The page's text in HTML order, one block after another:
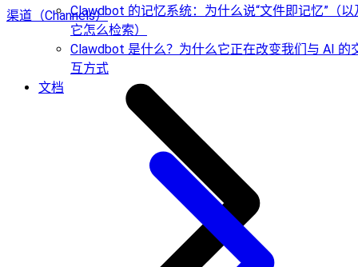
Clawdbot 的记忆系统：为什么说“文件即记忆”（以
它怎么检索）
Clawdbot 是什么？为什么它正在改变我们与 AI 的
互方式
文档
渠道（Channels）